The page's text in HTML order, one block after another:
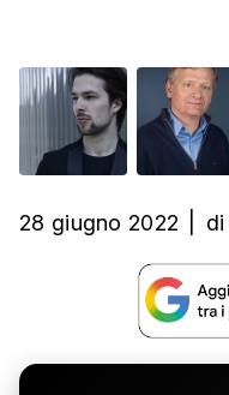
28 giugno 2022 di